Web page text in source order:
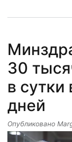
30
в
дней
Опубликовано